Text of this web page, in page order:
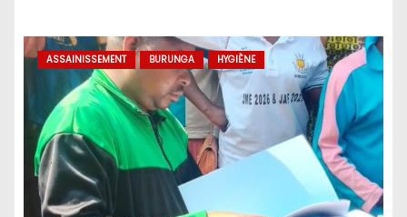
ASSAINISSEMENT BURUNGA HYGIÈNE